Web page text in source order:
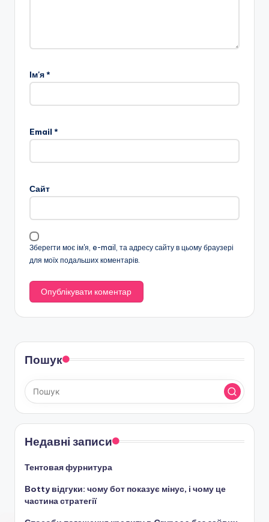
Ім'я*
Email *
Сайт
Зберегти моє ім'я, e-mail, та адресу сайту в цьому браузері
для моїх подальших коментарів.
Пошук
Недавні записи
Тентовая фурнитура
Botty відгуки: чому бот показує мінус, і чому це
частина стратегії